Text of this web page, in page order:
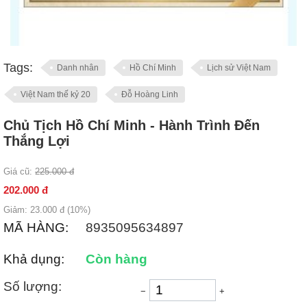
Tags: Danh nhân Hồ Chí Minh Lịch sử Việt Nam
Việt Nam thế kỷ 20 Đỗ Hoàng Linh
Chủ Tịch Hồ Chí Minh - Hành Trình Đến
Thắng Lợi
Giá cũ: 225.000 đ
202.000 đ
Giảm: 23.000 đ (10%)
MÃ HÀNG: 8935095634897
Khả dụng:
Còn hàng
Số lượng:
− +